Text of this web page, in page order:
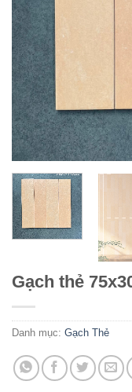
Gạch thẻ
Danh mục: Gạch Thẻ